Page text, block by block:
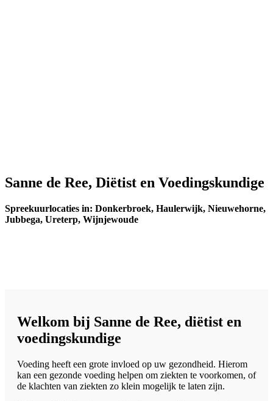
Sanne de Ree, Diëtist en Voedingskundige
Spreekuurlocaties in: Donkerbroek, Haulerwijk, Nieuwehorne,
Jubbega, Ureterp, Wijnjewoude
Welkom bij Sanne de Ree, diëtist en
voedingskundige
Voeding heeft een grote invloed op uw gezondheid. Hierom
kan een gezonde voeding helpen om ziekten te voorkomen, of
de klachten van ziekten zo klein mogelijk te laten zijn.